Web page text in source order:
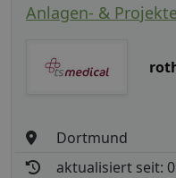
Anlagen- &
Dortmund
aktualisiert seit: